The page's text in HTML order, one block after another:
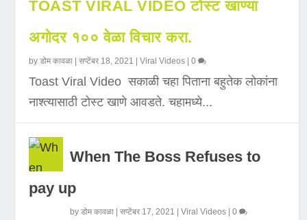
TOAST VIRAL VIDEO टोस्ट खाण्या
अगोदर १०० वेळा विचार करा.
byडोम कावळा |सप्टेंबर 18, 2021 |Viral Videos |0
Toast Viral Video सकाळी चहा पिताना बहुतेक लोकांना
नाश्त्यासाठी टोस्ट खाणे आवडते. चहामध्ये...
When The Boss Refuses to
pay up
byडोम कावळा |सप्टेंबर 17, 2021 |Viral Videos |0